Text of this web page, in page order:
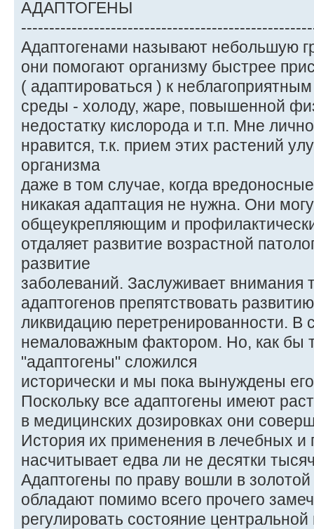
АДАПТОГЕНЫ
Адаптогенами называют небольшую
они помогают организму быстрее
( адаптироваться ) к
среды - холоду, жаре, повышенной
недостатку кислорода и т.п. Мне
нравится, т.к. прием этих растений
организма
даже в том случае, когда
никакая адаптация не нужна. Они
общеукрепляющим и
отдаляет развитие возрастной
развитие
заболеваний. Заслуживает внимания
адаптогенов препятствовать
ликвидацию перетренированности. В
немаловажным фактором. Но, как бы
"адаптогены" сложился
исторически и мы пока вынуждены
Поскольку все адаптогены имеют
в медицинских дозировках они
История их применения в лечебных и
насчитывает едва ли не десятки
Адаптогены по праву вошли в
обладают помимо всего прочего
регулировать состояние